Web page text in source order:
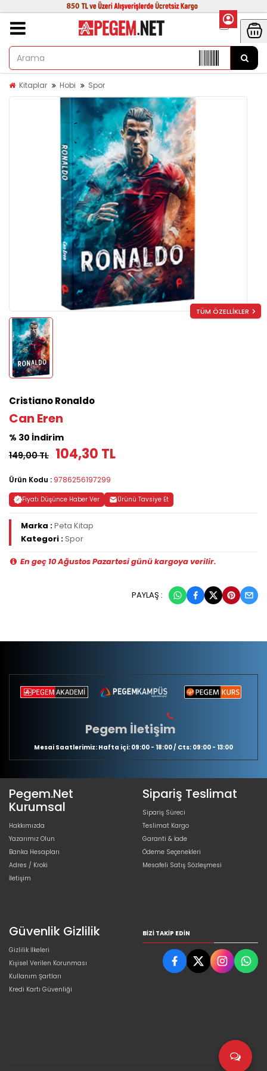
Kitaplar Hobi Spor
TÜM ÖZELLİKLER
Cristiano Ronaldo
Can Eren
% 30 İndirim
149,00 TL 104,30 TL
Ürün Kodu : 9786256197299
Fiyatı Düşünce Haber Ver Ürünü Tavsiye Et
Marka :Peta Kitap
Kategori :Spor
En geç 10 Ağustos Pazartesi günü kargoya verilir.
PAYLAŞ :
Pegem İletişim
Mesai Saatlerimiz: Hafta içi: 09:00 - 18:00 / Cts: 09:00 - 13:00
Pegem.Net
Kurumsal
Hakkımızda
Yazarımız Olun
Banka Hesapları
Adres / Kroki
İletişim
Sipariş Teslimat
Sipariş Süreci
Teslimat Kargo
Garanti & İade
Ödeme Seçenekleri
Mesafeli Satış Sözleşmesi
Güvenlik Gizlilik
Gizlilik İlkeleri
Kişisel Verilen Korunması
Kullanım Şartları
Kredi Kartı Güvenliği
BIZI TAKIP EDIN